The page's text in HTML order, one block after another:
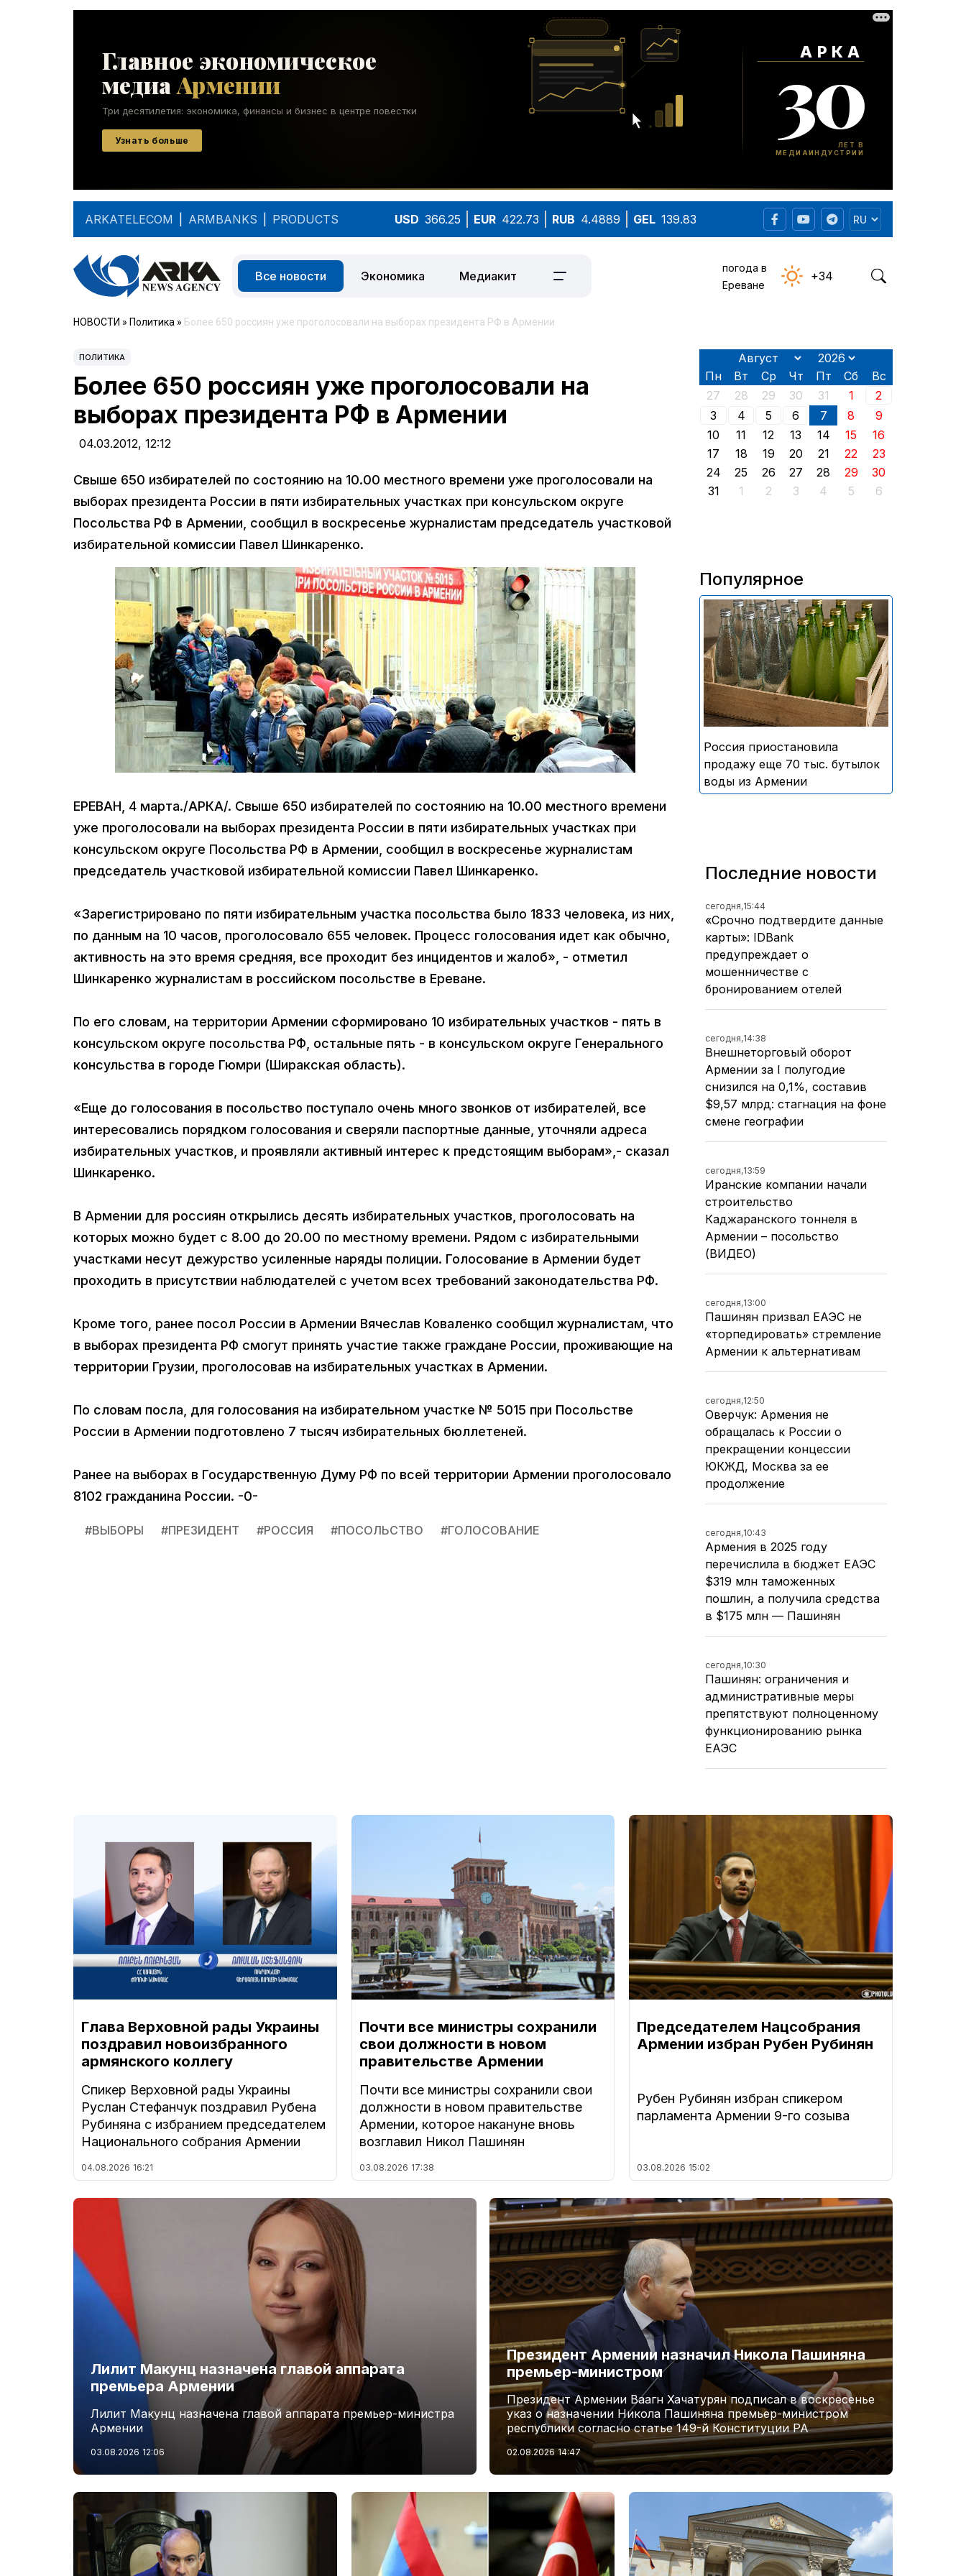
ARKATELECOM ARMBANKS PRODUCTS USD 366.25 EUR 422.73 RUB 4.4889 GEL 139.83
Все новости Экономика Медиакит
погода в
Ереване
+34
НОВОСТИ » Политика » Более 650 россиян уже проголосовали на выборах президента РФ в Армении
ПОЛИТИКА
Более 650 россиян уже проголосовали на
выборах президента РФ в Армении
04.03.2012, 12:12
Свыше 650 избирателей по состоянию на 10.00 местного времени уже проголосовали на
выборах президента России в пяти избирательных участках при консульском округе
Посольства РФ в Армении, сообщил в воскресенье журналистам председатель участковой
избирательной комиссии Павел Шинкаренко.
ЕРЕВАН, 4 марта./АРКА/. Свыше 650 избирателей по состоянию на 10.00 местного времени
уже проголосовали на выборах президента России в пяти избирательных участках при
консульском округе Посольства РФ в Армении, сообщил в воскресенье журналистам
председатель участковой избирательной комиссии Павел Шинкаренко.
«Зарегистрировано по пяти избирательным участка посольства было 1833 человека, из них,
по данным на 10 часов, проголосовало 655 человек. Процесс голосования идет как обычно,
активность на это время средняя, все проходит без инцидентов и жалоб», - отметил
Шинкаренко журналистам в российском посольстве в Ереване.
По его словам, на территории Армении сформировано 10 избирательных участков - пять в
консульском округе посольства РФ, остальные пять - в консульском округе Генерального
консульства в городе Гюмри (Ширакская область).
«Еще до голосования в посольство поступало очень много звонков от избирателей, все
интересовались порядком голосования и сверяли паспортные данные, уточняли адреса
избирательных участков, и проявляли активный интерес к предстоящим выборам»,- сказал
Шинкаренко.
В Армении для россиян открылись десять избирательных участков, проголосовать на
которых можно будет с 8.00 до 20.00 по местному времени. Рядом с избирательными
участками несут дежурство усиленные наряды полиции. Голосование в Армении будет
проходить в присутствии наблюдателей с учетом всех требований законодательства РФ.
Кроме того, ранее посол России в Армении Вячеслав Коваленко сообщил журналистам, что
в выборах президента РФ смогут принять участие также граждане России, проживающие на
территории Грузии, проголосовав на избирательных участках в Армении.
По словам посла, для голосования на избирательном участке № 5015 при Посольстве
России в Армении подготовлено 7 тысяч избирательных бюллетеней.
Ранее на выборах в Государственную Думу РФ по всей территории Армении проголосовало
8102 гражданина России. -0-
#ВЫБОРЫ #ПРЕЗИДЕНТ #РОССИЯ #ПОСОЛЬСТВО #ГОЛОСОВАНИЕ
Пн Вт Ср Чт Пт Сб
Вс
27
28 29 30 31 1
2
3
4 5 6 7 8
9
10
11 12 13 14 15
16
17
18 19 20 21 22
23
24
25 26 27 28 29
30
31
1 2 3 4 5 6
Популярное
В России приостановили
продажу более 70 тыс.
бутылок питьевой воды и
безалкогольных напитков
армянского производства
Россия приостановила
продажу еще 70 тыс. бутылок
воды из Армении
Последние новости
сегодня,15:44
«Срочно подтвердите данные
карты»: IDBank
предупреждает о
мошенничестве с
бронированием отелей
сегодня,14:38
Внешнеторговый оборот
Армении за I полугодие
снизился на 0,1%, составив
$9,57 млрд: стагнация на фоне
смене географии
сегодня,13:59
Иранские компании начали
строительство
Каджаранского тоннеля в
Армении – посольство
(ВИДЕО)
сегодня,13:00
Пашинян призвал ЕАЭС не
«торпедировать» стремление
Армении к альтернативам
сегодня,12:50
Оверчук: Армения не
обращалась к России о
прекращении концессии
ЮКЖД, Москва за ее
продолжение
сегодня,10:43
Армения в 2025 году
перечислила в бюджет ЕАЭС
$319 млн таможенных
пошлин, а получила средства
в $175 млн — Пашинян
сегодня,10:30
Пашинян: ограничения и
административные меры
препятствуют полноценному
функционированию рынка
ЕАЭС
Глава Верховной рады Украины
поздравил новоизбранного
армянского коллегу
Спикер Верховной рады Украины
Руслан Стефанчук поздравил Рубена
Рубиняна с избранием председателем
Национального собрания Армении
04.08.2026 16:21
Почти все министры сохранили
свои должности в новом
правительстве Армении
Почти все министры сохранили свои
должности в новом правительстве
Армении, которое накануне вновь
возглавил Никол Пашинян
03.08.2026 17:38
Председателем Нацсобрания
Армении избран Рубен Рубинян
Рубен Рубинян избран спикером
парламента Армении 9-го созыва
03.08.2026 15:02
Лилит Макунц назначена главой аппарата
премьера Армении
Лилит Макунц назначена главой аппарата премьер-министра
Армении
03.08.2026 12:06
Президент Армении назначил Никола Пашиняна
премьер-министром
Президент Армении Ваагн Хачатурян подписал в воскресенье
указ о назначении Никола Пашиняна премьер-министром
республики согласно статье 149-й Конституции РА
02.08.2026 14:47